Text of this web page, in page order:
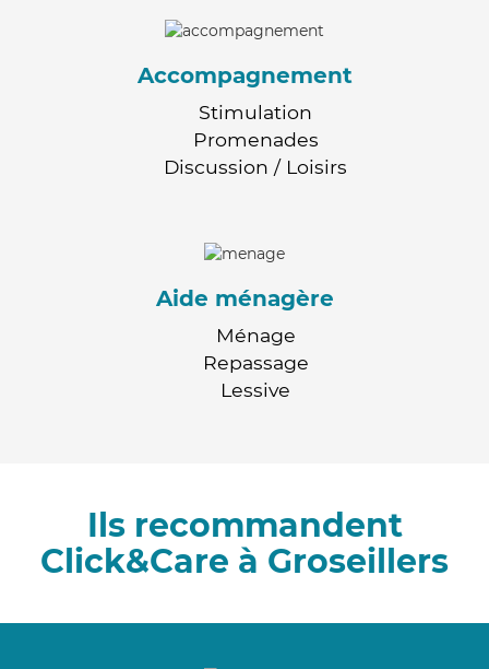
Accompagnement
Stimulation
Promenades
Discussion / Loisirs
Aide ménagère
Ménage
Repassage
Lessive
Ils recommandent
Click&Care à Groseillers